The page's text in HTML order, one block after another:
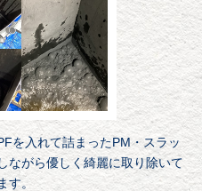
を入れて詰まったPM・スラッ
ながら優しく綺麗に取り除いて
す。